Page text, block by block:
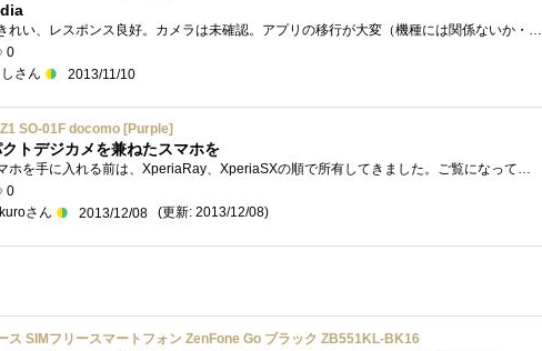
画面がきれい、レスポンス良好。カメラは未確認。アプリの移行が大変（機種には関係ないか・・・）
0
しさん
2013/11/10
SO-01F docomo [Purple]
クトデジカメを兼ねたスマホを
このスマホを手に入れる前は、XperiaRay、XperiaSXの順で所有してきました。ご覧になって分かるように、「より小さいスマホ」を選んで来ていたので...
0
さん
2013/12/08 (更新: 2013/12/08)
ス SIMフリースマートフォン ZenFone Go ブラック ZB551KL-BK16